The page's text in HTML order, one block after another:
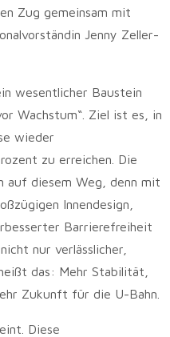
Zug gemeinsam mit
Jenny Zeller-
wesentlicher Baustein
Wachstum“. Ziel ist es, in
wieder
zu erreichen. Die
auf diesem Weg, denn mit
Innendesign,
Barrierefreiheit
nur verlässlicher,
das: Mehr Stabilität,
Zukunft für die U-Bahn.
Diese